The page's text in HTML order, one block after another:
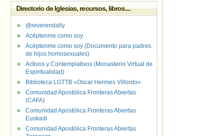
Directorio de Iglesias, recursos, libros....
@reverendally
Acéptenme como soy
Acéptenme como soy (Documento para padres
de hijos homosexuales)
Activos y Contemplativos (Monasterio Virtual de
Espiritualidad)
Biblioteca LGTTB «Oscar Hermes Villordo»
Comunidad Apostólica Fronteras Abiertas
(CAFA)
Comunidad Apostólica Fronteras Abiertas
Euskadi
Comunidad Apostólica Fronteras Abiertas